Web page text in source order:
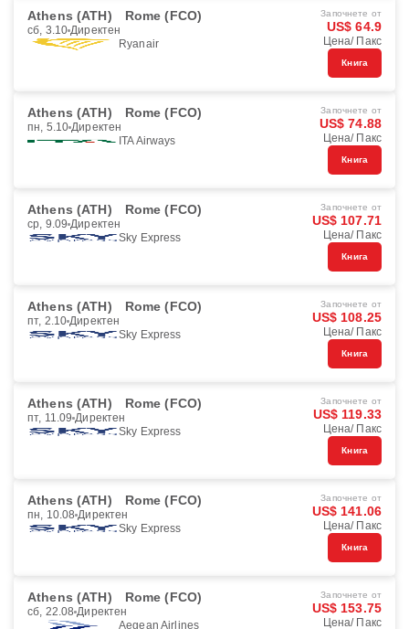
Athens (ATH) Rome (FCO)
сб, 3.10 Директен
Ryanair
Започнете от
US$ 64.9
Цена/ Пакс
Книга
Athens (ATH) Rome (FCO)
пн, 5.10 Директен
ITA Airways
Започнете от
US$ 74.88
Цена/ Пакс
Книга
Athens (ATH) Rome (FCO)
ср, 9.09 Директен
Sky Express
Започнете от
US$ 107.71
Цена/ Пакс
Книга
Athens (ATH) Rome (FCO)
пт, 2.10 Директен
Sky Express
Започнете от
US$ 108.25
Цена/ Пакс
Книга
Athens (ATH) Rome (FCO)
пт, 11.09 Директен
Sky Express
Започнете от
US$ 119.33
Цена/ Пакс
Книга
Athens (ATH) Rome (FCO)
пн, 10.08 Директен
Sky Express
Започнете от
US$ 141.06
Цена/ Пакс
Книга
Athens (ATH) Rome (FCO)
сб, 22.08 Директен
Aegean Airlines
Започнете от
US$ 153.75
Цена/ Пакс